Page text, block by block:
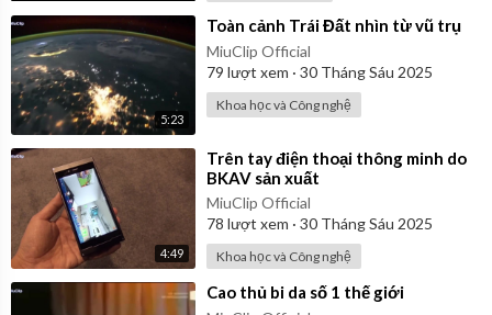
5:23
⁣Toàn cảnh Trái Đất nhìn từ vũ trụ
MiuClip Official
79 lượt xem · 30 Tháng Sáu 2025
Khoa học và Công nghệ
4:49
⁣Trên tay điện thoại thông minh do
BKAV sản xuất
MiuClip Official
78 lượt xem · 30 Tháng Sáu 2025
Khoa học và Công nghệ
⁣Cao thủ bi da số 1 thế giới